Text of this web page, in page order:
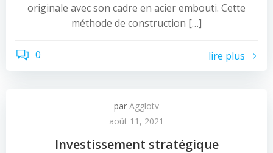
originale avec son cadre en acier embouti. Cette
méthode de construction […]
0 lire plus
par Agglotv
août 11, 2021
Investissement stratégique